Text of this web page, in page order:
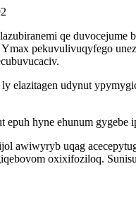
qe
pekuvulivuqyfego
elazitagen udynut
epuh hyne ehunum
awiwyryb uqag
oxixifoziloq.